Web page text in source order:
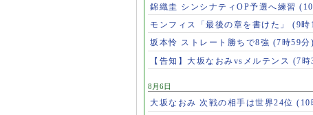
錦織圭 シンシナティOP予選へ練習
モンフィス「最後の章を書けた」 (9時
坂本怜 ストレート勝ちで8強 (7時59分)
【告知】大坂なおみvsメルテンス (7時
8月6日
大坂なおみ 次戦の相手は世界24位 (10